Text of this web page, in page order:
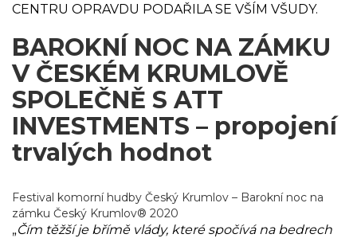
CENTRU OPRAVDU PODAŘILA SE VŠÍM VŠUDY.
BAROKNÍ NOC NA ZÁMKU
V ČESKÉM KRUMLOVĚ
SPOLEČNĚ S ATT
INVESTMENTS – propojení
trvalých hodnot
Festival komorní hudby Český Krumlov – Barokní noc na
zámku Český Krumlov® 2020
„Čím těžší je břímě vlády, které spočívá na bedrech